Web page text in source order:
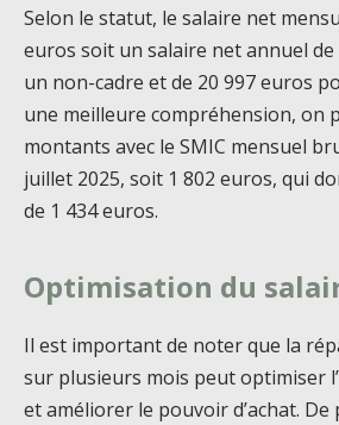
Selon le statut, le salaire net
euros soit un salaire net annuel
un non-cadre et de 20 997 euros
une meilleure compréhension, on
montants avec le SMIC mensuel
juillet 2025, soit 1 802 euros, qui
de 1 434 euros.
Optimisation du
Il est important de noter que la
sur plusieurs mois peut optimiser
et améliorer le pouvoir d’achat. De